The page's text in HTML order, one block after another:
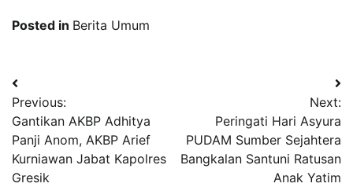
Posted in Berita Umum
Navigasi
pos
Previous:
Gantikan AKBP Adhitya
Panji Anom, AKBP Arief
Kurniawan Jabat Kapolres
Gresik
Next:
Peringati Hari Asyura
PUDAM Sumber Sejahtera
Bangkalan Santuni Ratusan
Anak Yatim